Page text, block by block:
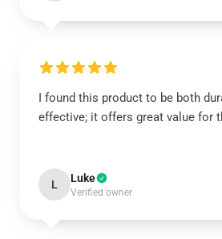
I found this product to be both
effective; it offers great value for
L Luke
Verified owner